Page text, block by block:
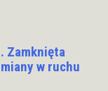
Zamknięta
w ruchu